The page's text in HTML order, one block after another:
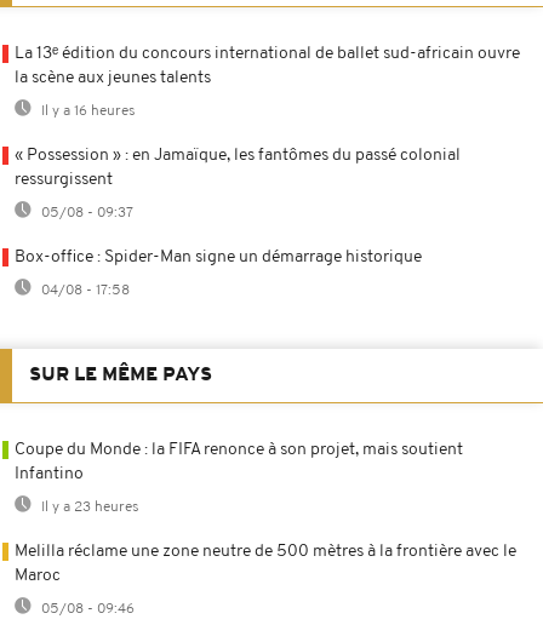
La 13ᵉ édition du concours international de ballet sud-africain ouvre
la scène aux jeunes talents
Il y a 16 heures
« Possession » : en Jamaïque, les fantômes du passé colonial
ressurgissent
05/08 - 09:37
Box-office : Spider-Man signe un démarrage historique
04/08 - 17:58
SUR LE MÊME PAYS
Coupe du Monde : la FIFA renonce à son projet, mais soutient
Infantino
Il y a 23 heures
Melilla réclame une zone neutre de 500 mètres à la frontière avec le
Maroc
05/08 - 09:46